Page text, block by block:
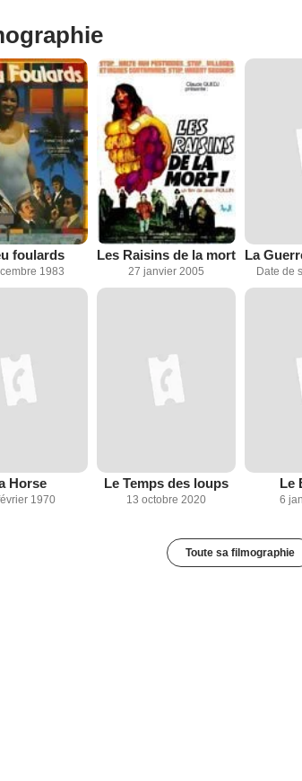
foulards
1983
Les Raisins de la mort
27 janvier 2005 Date de
Horse
1970
Le Temps des loups
13 octobre 2020
Le
6
Toute sa filmographie